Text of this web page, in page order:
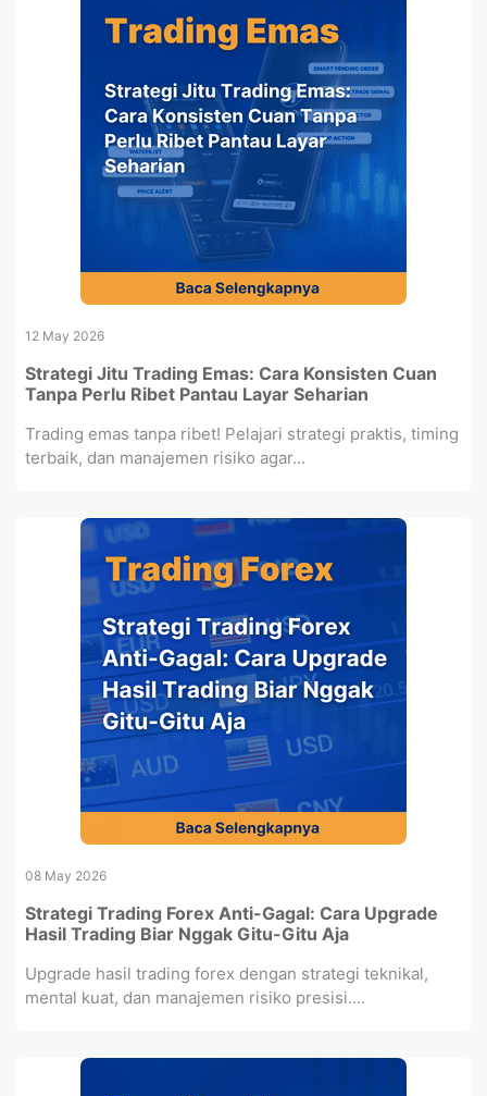
12 May 2026
Strategi Jitu Trading Emas: Cara Konsisten Cuan
Tanpa Perlu Ribet Pantau Layar Seharian
Trading emas tanpa ribet! Pelajari strategi praktis, timing
terbaik, dan manajemen risiko agar...
08 May 2026
Strategi Trading Forex Anti-Gagal: Cara Upgrade
Hasil Trading Biar Nggak Gitu-Gitu Aja
Upgrade hasil trading forex dengan strategi teknikal,
mental kuat, dan manajemen risiko presisi....